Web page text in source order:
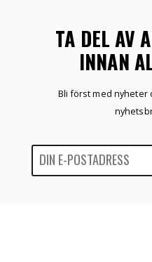
TA DEL AV
INNAN
Bli först med nyheter